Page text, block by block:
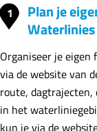
1
Plan je
Waterlinies
Organiseer je
via de website van
route, dagtrajecten,
in het
kun je via de